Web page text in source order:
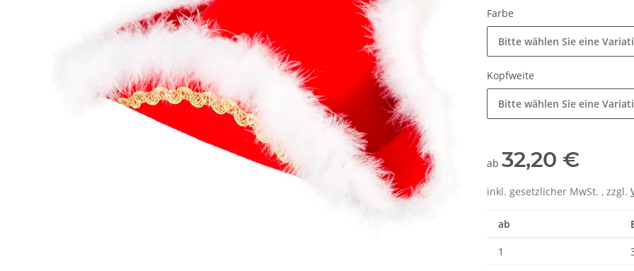
Farbe
Bitte wählen Sie eine
Kopfweite
Bitte wählen Sie eine
ab 32,20 €
inkl. gesetzlicher MwSt. , zzgl.
ab
1